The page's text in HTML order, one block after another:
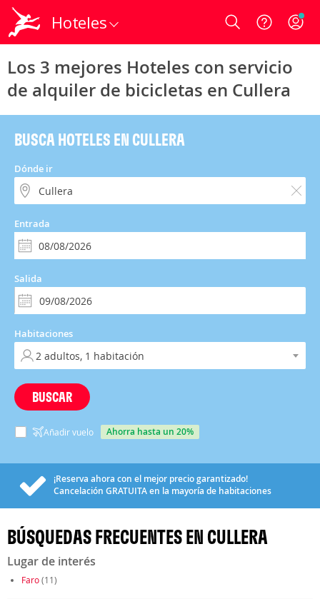
Hoteles Login
Los 3 mejores Hoteles con servicio
de alquiler de bicicletas en Cullera
BUSCA HOTELES EN CULLERA
Dónde ir
Entrada
Salida
Habitaciones
BUSCAR
Añadir vuelo ahorra hasta un 20%
¡Reserva ahora con el mejor precio garantizado!
Cancelación GRATUITAen la mayoría de habitaciones
BÚSQUEDAS FRECUENTES EN CULLERA
Lugar de interés
Faro(11)